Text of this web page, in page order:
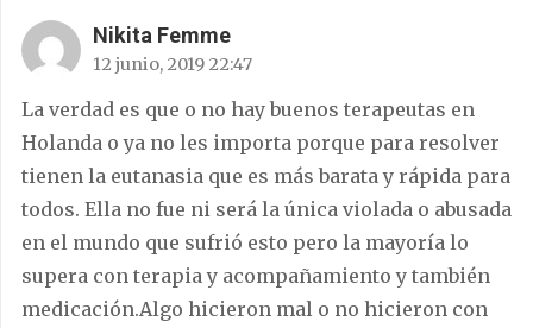
Nikita Femme
12 junio, 2019 22:47
La verdad es que o no hay buenos terapeutas en
Holanda o ya no les importa porque para resolver
tienen la eutanasia que es más barata y rápida para
todos. Ella no fue ni será la única violada o abusada
en el mundo que sufrió esto pero la mayoría lo
supera con terapia y acompañamiento y también
medicación.Algo hicieron mal o no hicieron con